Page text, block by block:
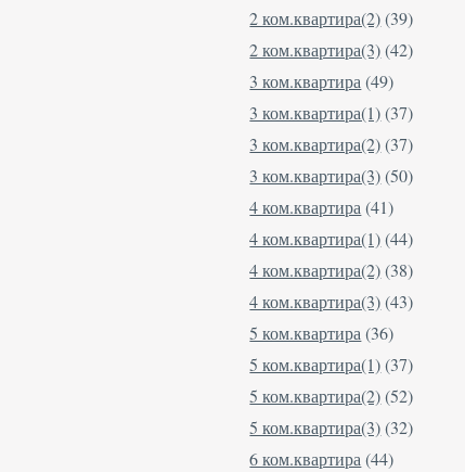
2 ком.квартира(2)(39)
2 ком.квартира(3)(42)
3 ком.квартира (49)
3 ком.квартира(1)(37)
3 ком.квартира(2)(37)
3 ком.квартира(3)(50)
4 ком.квартира (41)
4 ком.квартира(1)(44)
4 ком.квартира(2)(38)
4 ком.квартира(3)(43)
5 ком.квартира (36)
5 ком.квартира(1)(37)
5 ком.квартира(2)(52)
5 ком.квартира(3)(32)
6 ком.квартира (44)